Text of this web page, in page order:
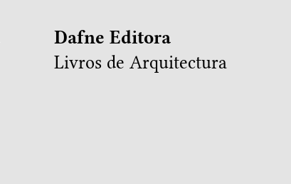
Dafne Editora
Livros de Arquitectura